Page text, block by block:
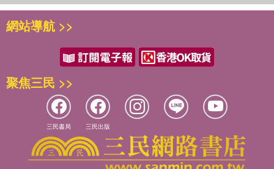
網站導航 >>
聚焦三民 >>
三民書局 三民出版